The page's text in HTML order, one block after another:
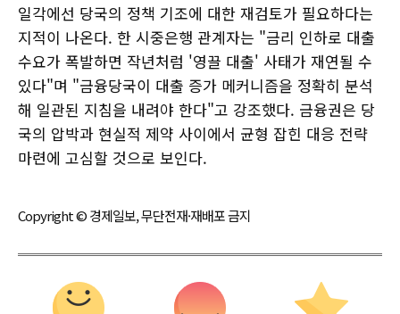
일각에선 당국의 정책 기조에 대한 재검토가 필요하다는
지적이 나온다. 한 시중은행 관계자는 "금리 인하로 대출
수요가 폭발하면 작년처럼 '영끌 대출' 사태가 재연될 수
있다"며 "금융당국이 대출 증가 메커니즘을 정확히 분석
해 일관된 지침을 내려야 한다"고 강조했다. 금융권은 당
국의 압박과 현실적 제약 사이에서 균형 잡힌 대응 전략
마련에 고심할 것으로 보인다.
Copyright © 경제일보, 무단전재·재배포 금지